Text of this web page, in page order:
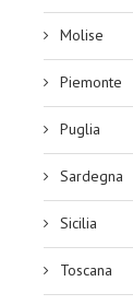
Molise
Piemonte
Puglia
Sardegna
Sicilia
Toscana